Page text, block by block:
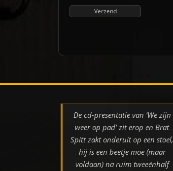
De cd-presentatie van ‘We zijn
weer op pad’ zit erop en Brat
Spitt zakt onderuit op een stoel,
hij is een beetje moe (maar
voldaan) na ruim tweeënhalf